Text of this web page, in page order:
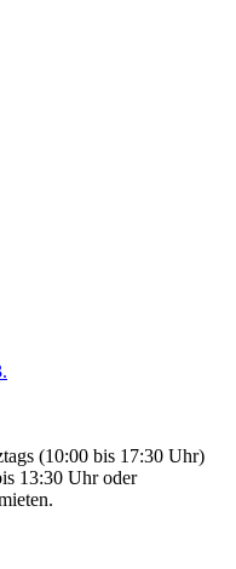
(10:00 bis 17:30 Uhr)
13:30 Uhr oder